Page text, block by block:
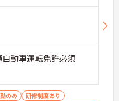
動車運転免許必須
のみ
研修制度あり